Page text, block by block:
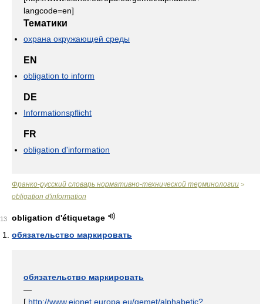
langcode=en]
Тематики
охрана окружающей среды
EN
obligation to inform
DE
Informationspflicht
FR
obligation d'information
Франко-русский словарь нормативно-технической терминологии >
obligation d'information
13
obligation d'étiquetage
обязательство маркировать
обязательство маркировать
—
[ http://www.eionet.europa.eu/gemet/alphabetic?